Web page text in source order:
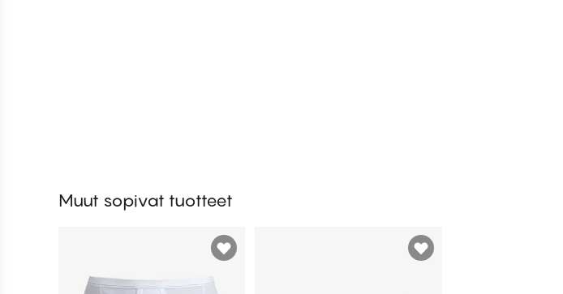
Muut sopivat tuotteet